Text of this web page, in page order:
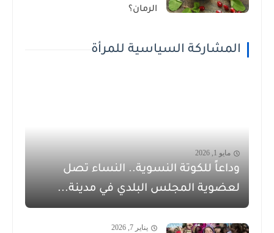
الرمان؟
المشاركة السياسية للمرأة
مايو 1, 2026
وداعاً للكوتة النسوية.. النساء تصل
لعضوية المجلس البلدي في مدينة...
يناير 7, 2026